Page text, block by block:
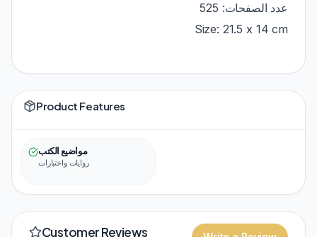
عدد الصفحات: 525
Size: 21.5 x 14 cm
Product Features
مواضيع الكتب
روايات واختبارات
Customer Reviews